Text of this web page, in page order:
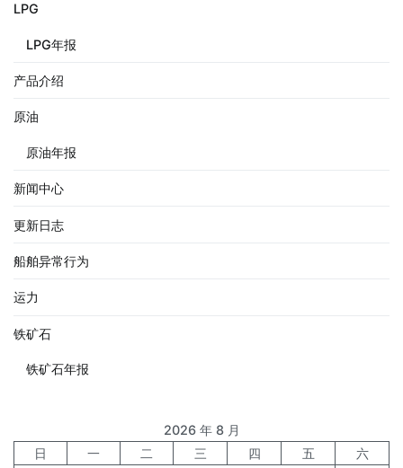
LPG
LPG年报
产品介绍
原油
原油年报
新闻中心
更新日志
船舶异常行为
运力
铁矿石
铁矿石年报
2026 年 8 月
日
一 二 三 四 五
六